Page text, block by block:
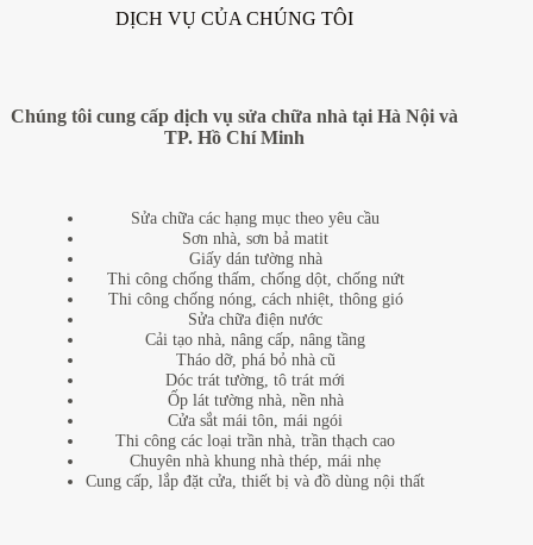
DỊCH VỤ CỦA CHÚNG TÔI
Chúng tôi cung cấp dịch vụ sửa chữa nhà tại Hà Nội và
TP. Hồ Chí Minh
Sửa chữa các hạng mục theo yêu cầu
Sơn nhà, sơn bả matit
Giấy dán tường nhà
Thi công chống thấm, chống dột, chống nứt
Thi công chống nóng, cách nhiệt, thông gió
Sửa chữa điện nước
Cải tạo nhà, nâng cấp, nâng tầng
Tháo dỡ, phá bỏ nhà cũ
Dóc trát tường, tô trát mới
Ốp lát tường nhà, nền nhà
Cửa sắt mái tôn, mái ngói
Thi công các loại trần nhà, trần thạch cao
Chuyên nhà khung nhà thép, mái nhẹ
Cung cấp, lắp đặt cửa, thiết bị và đồ dùng nội thất